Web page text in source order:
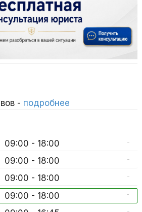
- подробнее
09:00 - 18:00 -
09:00 - 18:00 -
09:00 - 18:00 -
09:00 - 18:00 -